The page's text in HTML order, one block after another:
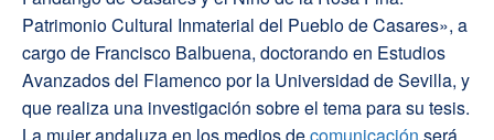
Patrimonio Cultural Inmaterial del Pueblo de Casares», a
cargo de Francisco Balbuena, doctorando en Estudios
Avanzados del Flamenco por la Universidad de Sevilla, y
que realiza una investigación sobre el tema para su tesis.